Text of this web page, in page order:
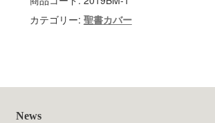
カテゴリー: 聖書カバー
News